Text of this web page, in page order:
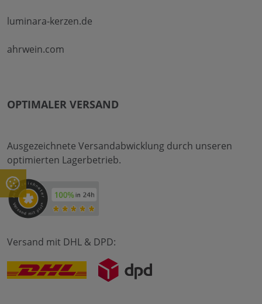
luminara-kerzen.de
ahrwein.com
OPTIMALER VERSAND
Ausgezeichnete Versandabwicklung durch unseren
optimierten Lagerbetrieb.
Versand mit DHL & DPD: